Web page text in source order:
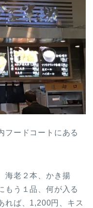
フードコートにある
海老２本、かき揚
もう１品、何が入る
れば、1,200円、キス